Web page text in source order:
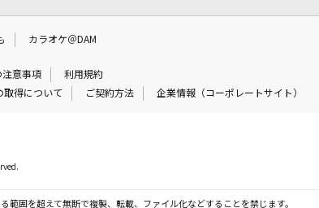
カラオケ＠DAM
注意事項
利用規約
取得について ご契約方法 企業情報（コーポレートサイト）
囲を超えて無断で複製、転載、ファイル化などすることを禁じます。